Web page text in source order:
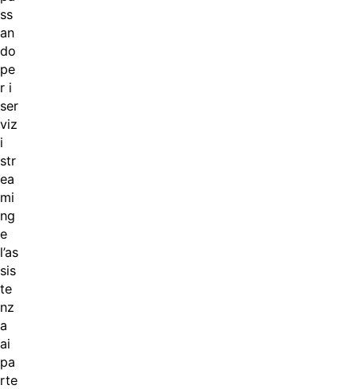
ss
an
do
pe
r i
ser
viz
i
str
ea
mi
ng
e
l’as
sis
te
nz
a
ai
pa
rte